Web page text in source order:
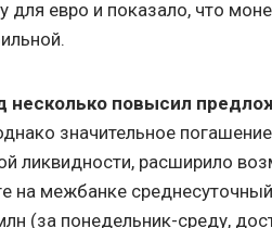
евро и показало, что
несколько повысил
значительное
ликвидности, расширило
на межбанке
(за понедельник-среду,